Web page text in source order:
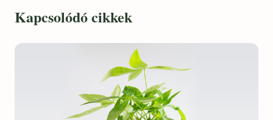
Kapcsolódó cikkek